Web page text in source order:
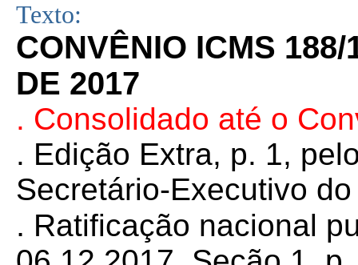
Texto:
CONVÊNIO ICMS
DE 2017
. Consolidado até o
. Edição Extra, p. 1,
Secretário-Executivo
. Ratificação nacional